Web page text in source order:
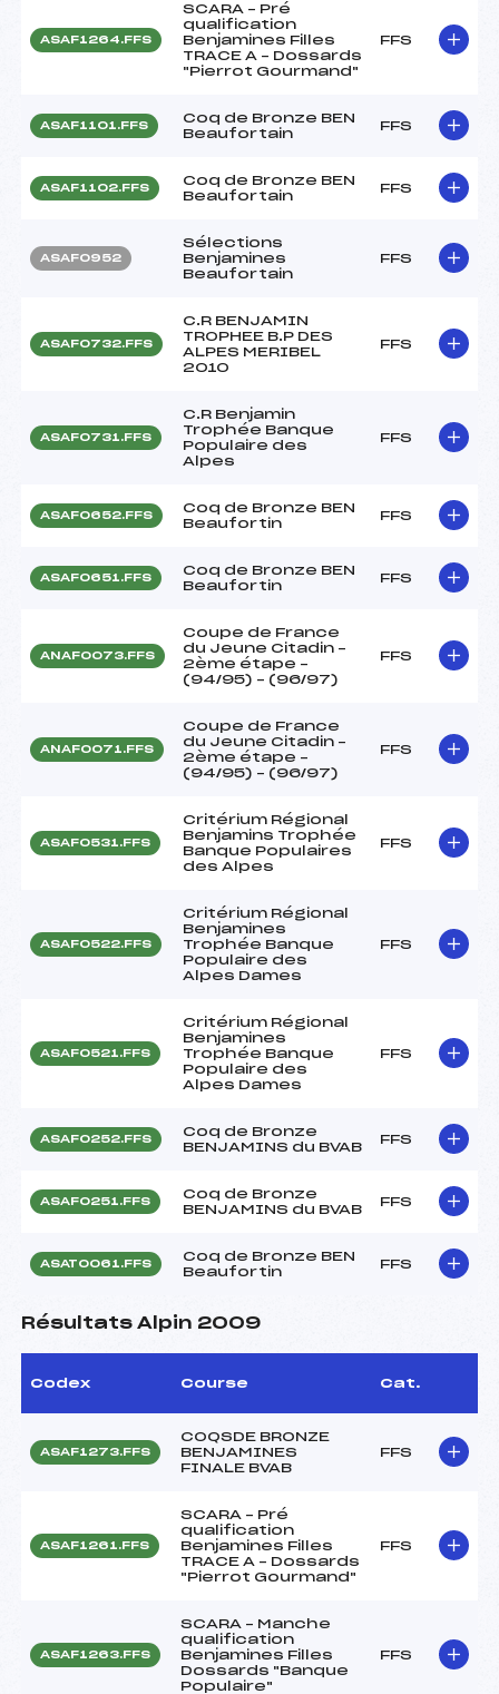
ASAF1264.FFS
SCARA – Pré
qualification
Benjamines Filles
TRACE A – Dossards
"Pierrot Gourmand"
FFS
ASAF1101.FFS
Coq de Bronze BEN
Beaufortain
FFS
ASAF1102.FFS
Coq de Bronze BEN
Beaufortain
FFS
ASAF0952
Sélections
Benjamines
Beaufortain
FFS
ASAF0732.FFS
C.R BENJAMIN
TROPHEE B.P DES
ALPES MERIBEL
2010
FFS
ASAF0731.FFS
C.R Benjamin
Trophée Banque
Populaire des
Alpes
FFS
ASAF0652.FFS
Coq de Bronze BEN
Beaufortin
FFS
ASAF0651.FFS
Coq de Bronze BEN
Beaufortin
FFS
ANAF0073.FFS
Coupe de France
du Jeune Citadin –
2ème étape –
(94/95) – (96/97)
FFS
ANAF0071.FFS
Coupe de France
du Jeune Citadin –
2ème étape –
(94/95) – (96/97)
FFS
ASAF0531.FFS
Critérium Régional
Benjamins Trophée
Banque Populaires
des Alpes
FFS
ASAF0522.FFS
Critérium Régional
Benjamines
Trophée Banque
Populaire des
Alpes Dames
FFS
ASAF0521.FFS
Critérium Régional
Benjamines
Trophée Banque
Populaire des
Alpes Dames
FFS
ASAF0252.FFS
Coq de Bronze
BENJAMINS du BVAB
FFS
ASAF0251.FFS
Coq de Bronze
BENJAMINS du BVAB
FFS
ASAT0061.FFS
Coq de Bronze BEN
Beaufortin
FFS
Résultats Alpin 2009
Codex Course Cat.
ASAF1273.FFS
COQSDE BRONZE
BENJAMINES
FINALE BVAB
FFS
ASAF1261.FFS
SCARA – Pré
qualification
Benjamines Filles
TRACE A – Dossards
"Pierrot Gourmand"
FFS
ASAF1263.FFS
SCARA – Manche
qualification
Benjamines Filles
Dossards "Banque
Populaire"
FFS